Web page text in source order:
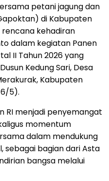
petani jagung dan
di Kabupaten
kehadiran
dalam kegiatan Panen
II Tahun 2026 yang
Kedung Sari, Desa
Kabupaten
5).
RI menjadi penyemangat
momentum
dalam mendukung
sebagai bagian dari Asta
bangsa melalui